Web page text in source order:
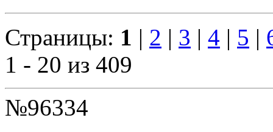
Страницы: 1 | 2 | 3 | 4 | 5 |
1 - 20 из 409
№96334